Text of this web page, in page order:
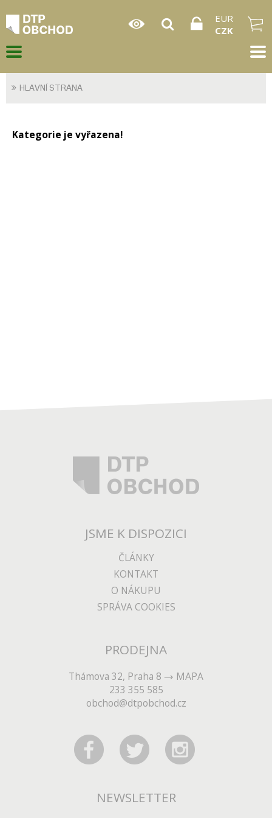
EUR
CZK
HLAVNÍ STRANA
Kategorie je vyřazena!
JSME K DISPOZICI
ČLÁNKY
KONTAKT
O NÁKUPU
SPRÁVA COOKIES
PRODEJNA
Thámova 32, Praha 8
MAPA
233 355 585
obchod@dtpobchod.cz
NEWSLETTER